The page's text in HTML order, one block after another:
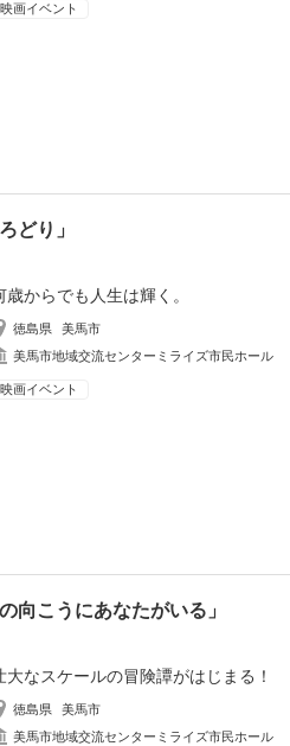
映画イベント
どり」
歳からでも人生は輝く。
徳島県
美馬市
美馬市地域交流センターミライズ市民ホール
映画イベント
向こうにあなたがいる」
大なスケールの冒険譚がはじまる！
徳島県
美馬市
美馬市地域交流センターミライズ市民ホール